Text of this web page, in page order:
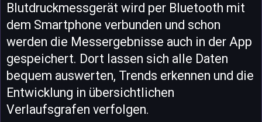
Blutdruckmessgerät wird per Bluetooth mit
dem Smartphone verbunden und schon
werden die Messergebnisse auch in der App
gespeichert. Dort lassen sich alle Daten
bequem auswerten, Trends erkennen und die
Entwicklung in übersichtlichen
Verlaufsgrafen verfolgen.